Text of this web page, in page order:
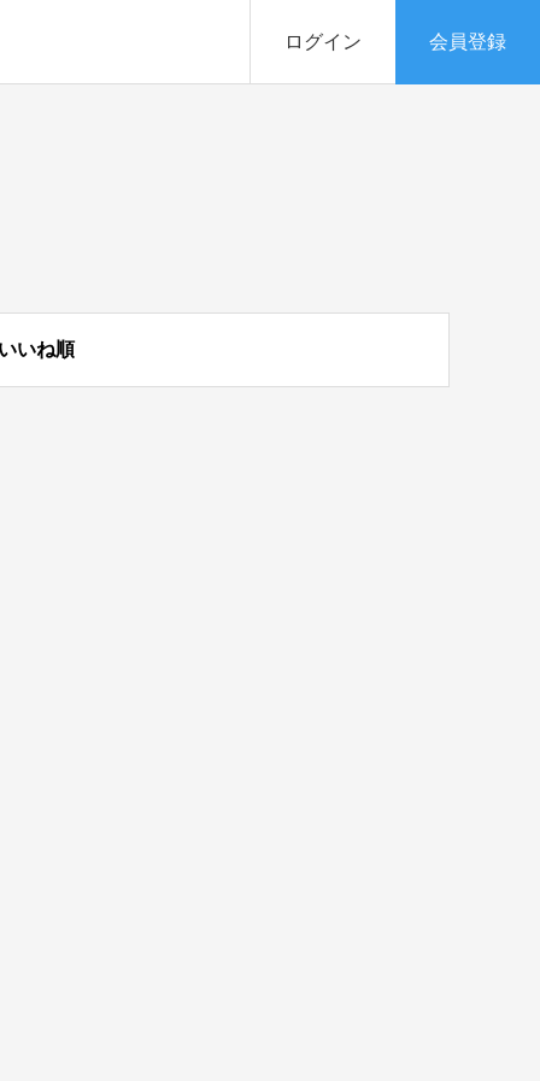
ログイン 会員登録
いね順